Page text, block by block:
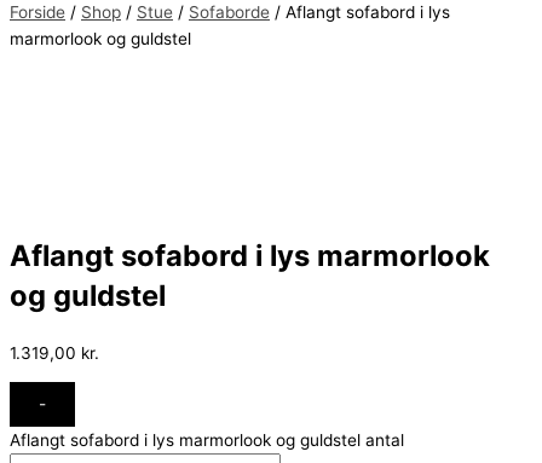
Forside / Shop / Stue / Sofaborde / Aflangt sofabord i lys
marmorlook og guldstel
Aflangt sofabord i lys marmorlook
og guldstel
1.319,00 kr.
-
Aflangt sofabord i lys marmorlook og guldstel antal